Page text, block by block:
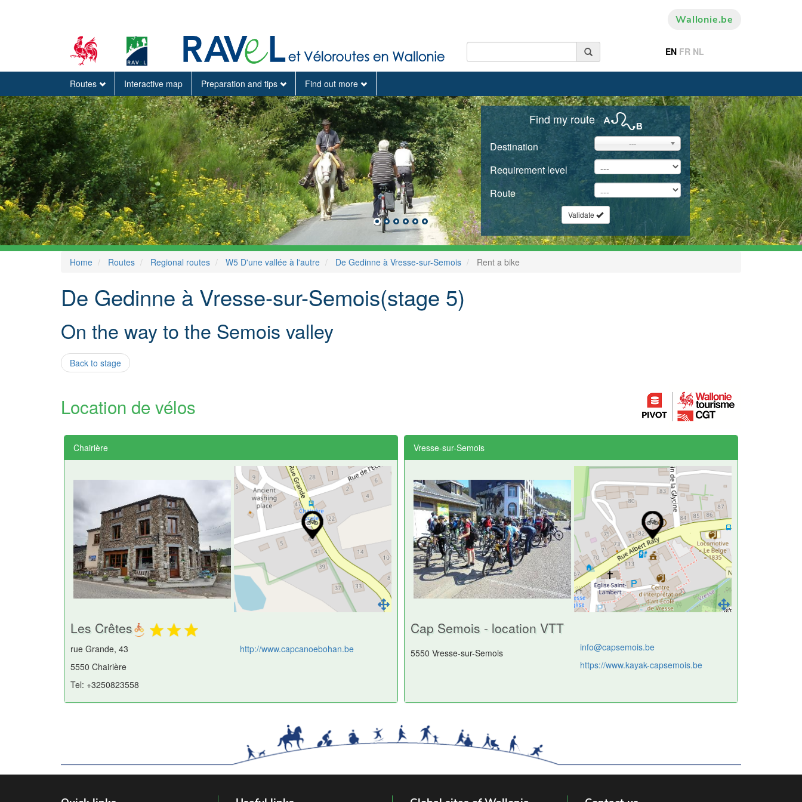
Wallonie.be
EN FR NL
Routes Interactive map Preparation and tips Find out more
Find my route
Destination ---
Requirement level
Route
Validate
Home Routes Regional routes W5 D'une vallée à l'autre De Gedinne à Vresse-sur-Semois Rent a bike
De Gedinne à Vresse-sur-Semois(stage 5)
On the way to the Semois valley
Back to stage
Location de vélos
Chairière
Les Crêtes
rue Grande, 43
5550 Chairière
Tel: +3250823558
http://www.capcanoebohan.be
Vresse-sur-Semois
Cap Semois - location VTT
5550 Vresse-sur-Semois
info@capsemois.be
https://www.kayak-capsemois.be